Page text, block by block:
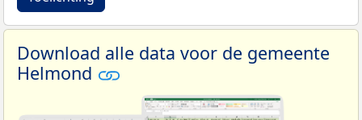
Download alle data voor de gemeente
Helmond